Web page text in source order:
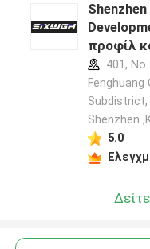
προφίλ
401,
Fenghuang
Shenzhen
5.0